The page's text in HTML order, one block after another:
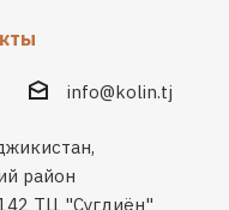
info@kolin.tj
район
ТЦ "Сугдиён"